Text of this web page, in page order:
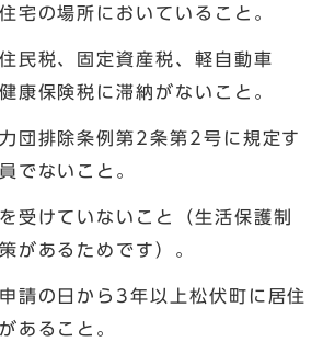
宅の場所においていること。
民税、固定資産税、軽自動車
康保険税に滞納がないこと。
団排除条例第2条第2号に規定す
でないこと。
受けていないこと（生活保護制
があるためです）。
請の日から3年以上松伏町に居住
あること。